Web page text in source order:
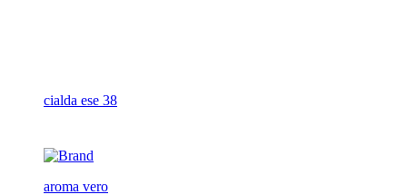
cialda ese 38
aroma vero